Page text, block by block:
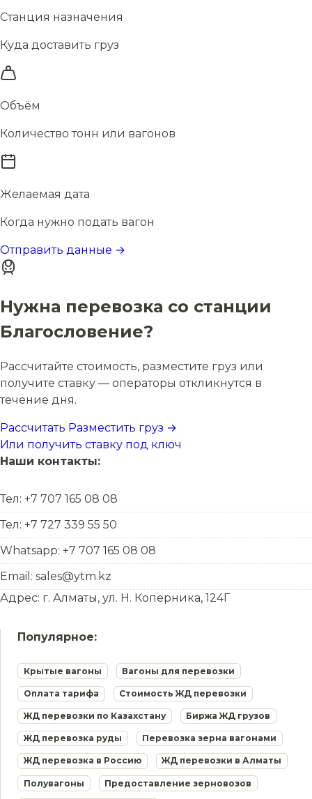
Станция назначения
Куда доставить груз
Объём
Количество тонн или вагонов
Желаемая дата
Когда нужно подать вагон
Отправить данные →
Нужна перевозка со станции
Благословение?
Рассчитайте стоимость, разместите груз или
получите ставку — операторы откликнутся в
течение дня.
Рассчитать Разместить груз →
Или получить ставку под ключ
Наши контакты:
Тел: +7 707 165 08 08
Тел: +7 727 339 55 50
Whatsapp: +7 707 165 08 08
Email: sales@ytm.kz
Адрес: г. Алматы, ул. Н. Коперника, 124Г
Популярное:
Крытые вагоны Вагоны для перевозки
Оплата тарифа Стоимость ЖД перевозки
ЖД перевозки по Казахстану Биржа ЖД грузов
ЖД перевозка руды Перевозка зерна вагонами
ЖД перевозка в Россию ЖД перевозки в Алматы
Полувагоны Предоставление зерновозов